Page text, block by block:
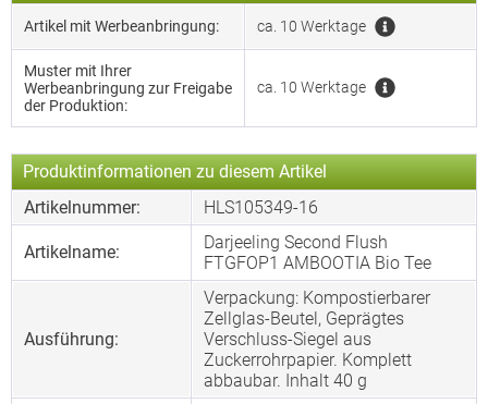
Artikel mit Werbeanbringung: ca. 10 Werktage
Muster mit Ihrer
Werbeanbringung zur Freigabe
der Produktion:
ca. 10 Werktage
Produktinformationen zu diesem Artikel
Artikelnummer:
HLS105349-16
Artikelname:
Darjeeling Second Flush
FTGFOP1 AMBOOTIA Bio Tee
Ausführung:
Verpackung: Kompostierbarer
Zellglas-Beutel, Geprägtes
Verschluss-Siegel aus
Zuckerrohrpapier. Komplett
abbaubar. Inhalt 40 g